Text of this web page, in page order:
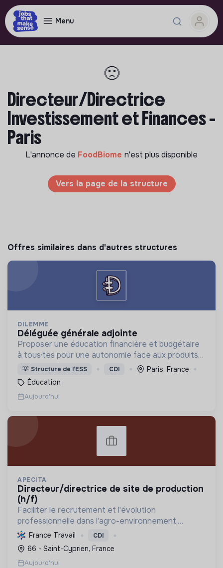
Menu
🙁
Directeur/Directrice
Investissement et Finances -
Paris
L'annonce de FoodBiome n'est plus disponible
Vers la page de la structure
Offres similaires dans d'autres structures
DILEMME
déléguée générale adjointe
Proposer une éducation financière et budgétaire
à tous·tes pour une autonomie face aux produits
financiers, bancaires et assurantiels et briser le
tabou autour de l'argent.
💡 Structure de l’ESS CDI
Paris, France
Éducation
Aujourd'hui
APECITA
directeur/directrice de site de production
(h/f)
Faciliter le recrutement et l'évolution
professionnelle dans l'agro-environnement,
promouvoir les emplois verts et l'agriculture
durable, tout en soutenant l'insertion
professionnelle et la mutualisat...
France Travail CDI
66 - Saint-Cyprien, France
Aujourd'hui